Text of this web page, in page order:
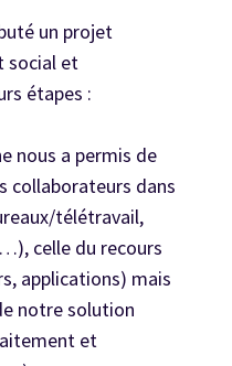
un projet
social et
étapes :
nous a permis de
collaborateurs dans
télétravail,
celle du recours
applications) mais
notre solution
et